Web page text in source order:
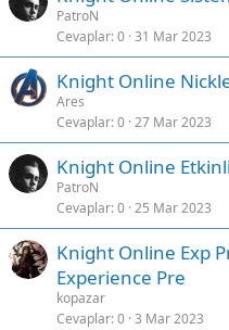
PatroN
Cevaplar 0 31 Mar 2023
Knight Online
Ares
Cevaplar 0 27 Mar 2023
Knight Online
PatroN
Cevaplar 0 25 Mar 2023
Knight Online Exp
Experience Pre
kopazar
Cevaplar 0 3 Mar 2023